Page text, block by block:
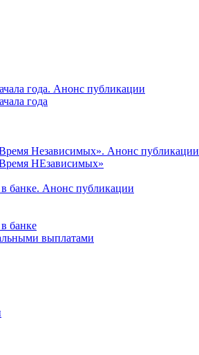
года. Анонс публикации
года
Независимых». Анонс публикации
НЕзависимых»
банке. Анонс публикации
банке
выплатами